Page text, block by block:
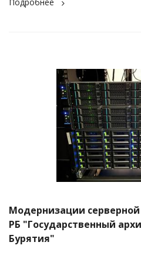
Модернизации
РБ "Государственный
Бурятия"